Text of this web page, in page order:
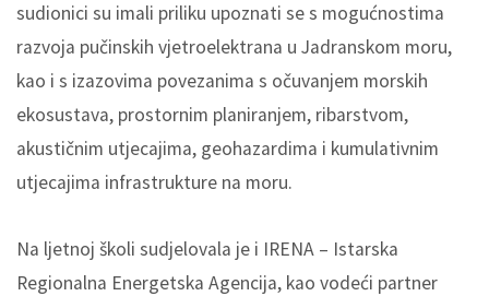
sudionici su imali priliku upoznati se s mogućnostima
razvoja pučinskih vjetroelektrana u Jadranskom moru,
kao i s izazovima povezanima s očuvanjem morskih
ekosustava, prostornim planiranjem, ribarstvom,
akustičnim utjecajima, geohazardima i kumulativnim
utjecajima infrastrukture na moru.
Na ljetnoj školi sudjelovala je i IRENA – Istarska
Regionalna Energetska Agencija, kao vodeći partner